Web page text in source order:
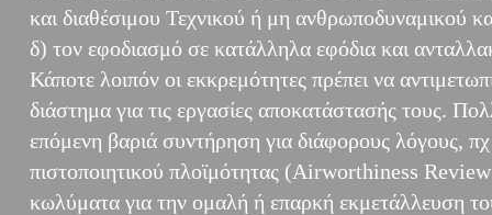
και διαθέσιμου Τεχνικού ή μη ανθρωποδυναμικού
δ) τον εφοδιασμό σε κατάλληλα εφόδια και
Κάποτε λοιπόν οι εκκρεμότητες πρέπει να
διάστημα για τις εργασίες αποκατάστασής τους.
επόμενη βαριά συντήρηση για διάφορους λόγους,
πιστοποιητικού πλοϊμότητας (Airworthiness
κωλύματα για την ομαλή ή επαρκή εκμετάλλευση